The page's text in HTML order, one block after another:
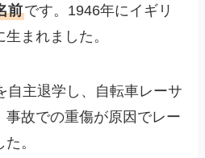
前です。1946年にイギリ
まれました。
自主退学し、自転車レーサ
事故での重傷が原因でレー
。